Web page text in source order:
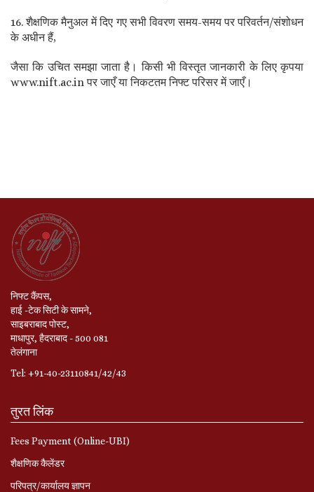
16. शैक्षणिक मैनुअल में दिए गए सभी विवरण समय-समय पर परिवर्तन/संशोधन
के अधीन हैं,
जैसा कि उचित समझा जाता है। किसी भी विस्तृत जानकारी के लिए कृपया
www.nift.ac.in पर जाएँ या निकटतम निफ्ट परिसर में जाएँ।
निफ्ट कैंपस,
हाई -टेक सिटी के सामने,
साइबराबाद पोस्ट,
माधापुर, हैदराबाद - 500 081
तेलंगाना
Tel: +91-40-23110841/42/43
तुरत लिंक
Fees Payment (Online-UBI)
शैक्षणिक कैलेंडर
परिपत्र/कार्यालय ज्ञापन